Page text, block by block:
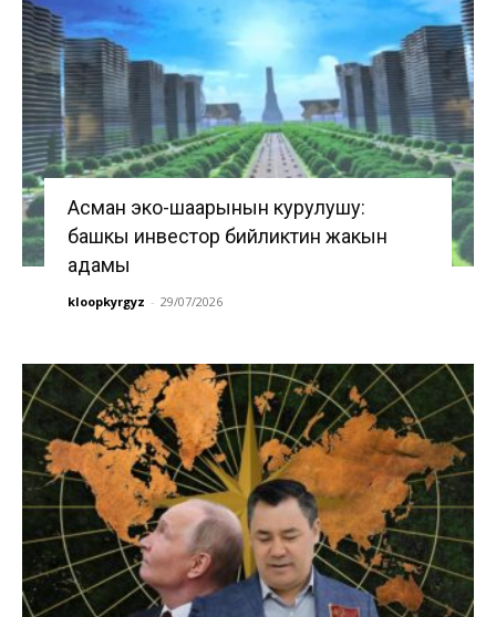
Асман эко-шаарынын курулушу:
башкы инвестор бийликтин жакын
адамы
kloopkyrgyz - 29/07/2026